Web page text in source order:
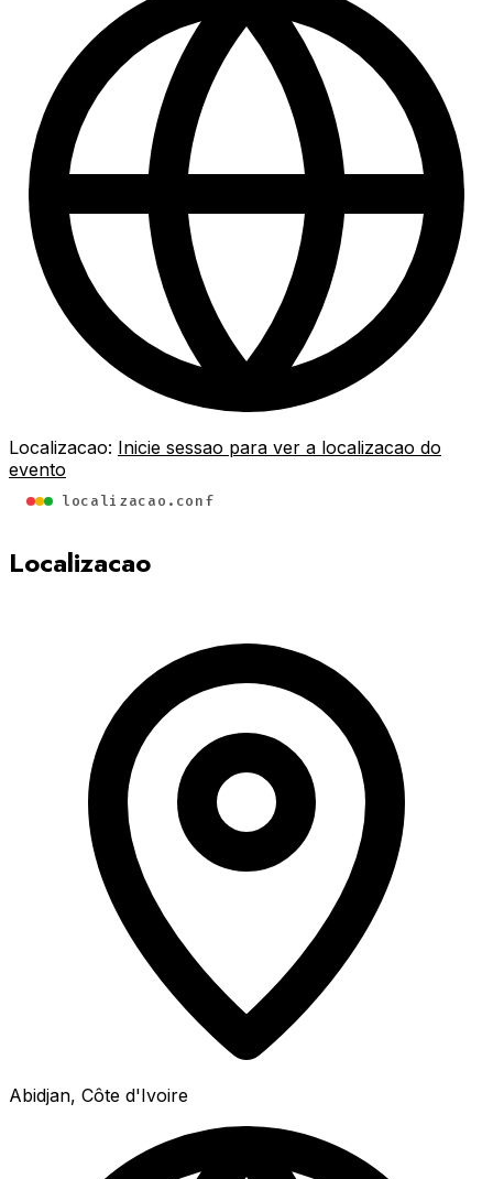
Localizacao: Inicie sessao para ver a localizacao do
evento
localizacao.conf
Localizacao
Abidjan, Côte d'Ivoire